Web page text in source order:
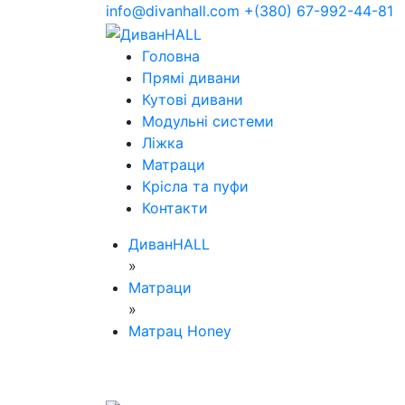
info@divanhall.com +(380) 67-992-44-81
Головна
Прямі дивани
Кутові дивани
Модульні системи
Ліжка
Матраци
Крісла та пуфи
Контакти
ДиванHALL
»
Матраци
»
Матрац Honey